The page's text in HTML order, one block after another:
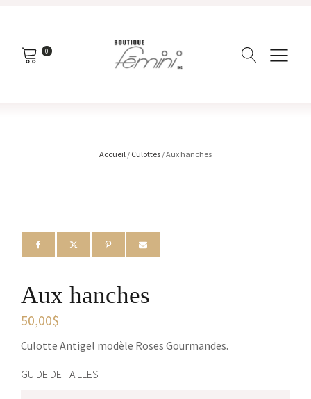
0
Accueil / Culottes / Aux hanches
Aux hanches
50,00$
Culotte Antigel modèle Roses Gourmandes.
GUIDE DE TAILLES